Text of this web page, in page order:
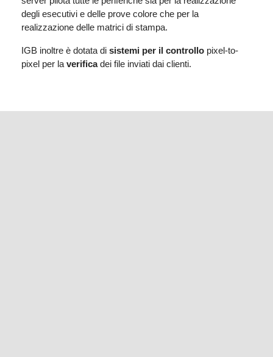
degli esecutivi e delle prove colore che per la
realizzazione delle matrici di stampa.
IGB inoltre è dotata di sistemi per il controllo pixel-to-
pixel per la verificadei file inviati dai clienti.